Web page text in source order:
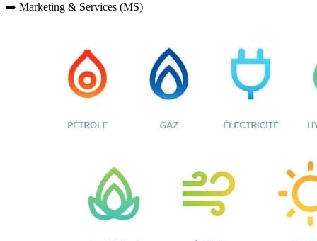
➡️ Marketing & Services (MS)